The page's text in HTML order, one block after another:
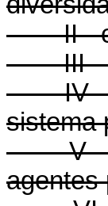
II -
III -
IV -
sistema
V -
agentes